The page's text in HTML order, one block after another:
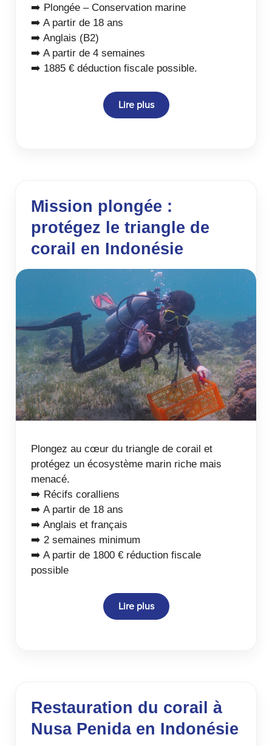
➡️ Plongée – Conservation marine
➡️ A partir de 18 ans
➡️ Anglais (B2)
➡️ A partir de 4 semaines
➡️ 1885 € déduction fiscale possible.
Lire plus
Mission plongée :
protégez le triangle de
corail en Indonésie
Plongez au cœur du triangle de corail et
protégez un écosystème marin riche mais
menacé.
➡️ Récifs coralliens
➡️ A partir de 18 ans
➡️ Anglais et français
➡️ 2 semaines minimum
➡️ A partir de 1800 € réduction fiscale
possible
Lire plus
Restauration du corail à
Nusa Penida en Indonésie